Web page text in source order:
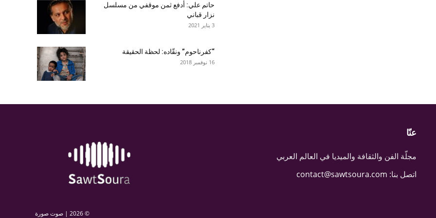
حاتم علي: أدفع ثمن موقفي من مسلسل
نزار قباني
3 يناير 2021
“كفرناحوم” ونقّاده: لحظة الحقيقة
16 نوفمبر 2018
عنّا
مجلّة الفن والثقافة والميديا في العالم العربي
اتصل بنا: contact@sawtsoura.com
© 2026 | صوت صورة